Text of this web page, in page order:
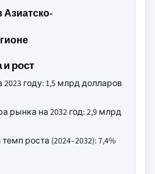
рост
году: 1,5 млрд долларов
рынка на 2032 год: 2,9 млрд
роста (2024–2032): 7,4%